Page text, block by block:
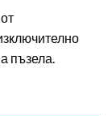
пъзела.